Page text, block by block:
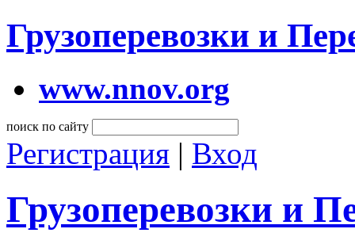
Грузоперевозки и
www.nnov.org
поиск по сайту
Регистрация | Вход
Грузоперевозки и